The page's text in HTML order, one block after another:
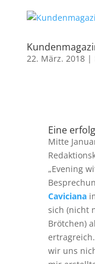
22. März. 2018|
Eine
Mitte
„Evening
Caviciana
sich (nicht
Brötchen)
wir uns